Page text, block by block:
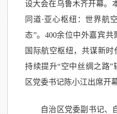
设大会在乌鲁木齐开幕。
同道·亚心枢纽：世界航
态”。400余位中外嘉宾
国际航空枢纽，共谋新时
持续提升“空中丝绸之路
区党委书记陈小江出席开
自治区党委副书记、